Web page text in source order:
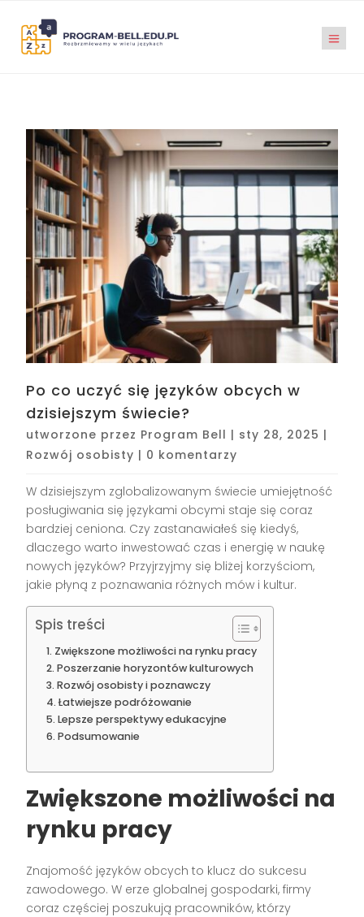
Po co uczyć się języków obcych w
dzisiejszym świecie?
utworzone przez Program Bell | sty 28, 2025 |
Rozwój osobisty | 0 komentarzy
W dzisiejszym zglobalizowanym świecie umiejętność
posługiwania się językami obcymi staje się coraz
bardziej ceniona. Czy zastanawiałeś się kiedyś,
dlaczego warto inwestować czas i energię w naukę
nowych języków? Przyjrzyjmy się bliżej korzyściom,
jakie płyną z poznawania różnych mów i kultur.
Spis treści
Zwiększone możliwości na rynku pracy
Poszerzanie horyzontów kulturowych
Rozwój osobisty i poznawczy
Łatwiejsze podróżowanie
Lepsze perspektywy edukacyjne
Podsumowanie
Zwiększone możliwości na
rynku pracy
Znajomość języków obcych to klucz do sukcesu
zawodowego. W erze globalnej gospodarki, firmy
coraz częściej poszukują pracowników, którzy